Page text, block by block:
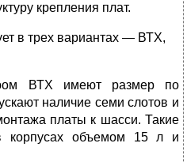
креп­ления плат.
в трех вариантах — ВТХ,
ВТХ имеют размер по
на­личие семи слотов и
платы к шасси. Такие
корпусах объемом 15 л и